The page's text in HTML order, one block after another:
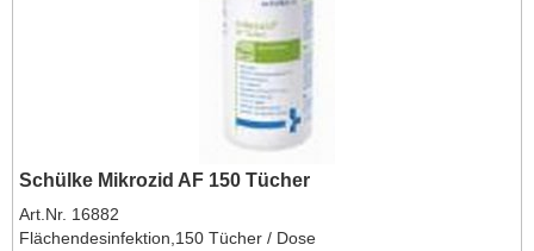
Schülke Mikrozid AF 150 Tücher
Art.Nr. 16882
Flächendesinfektion,150 Tücher / Dose